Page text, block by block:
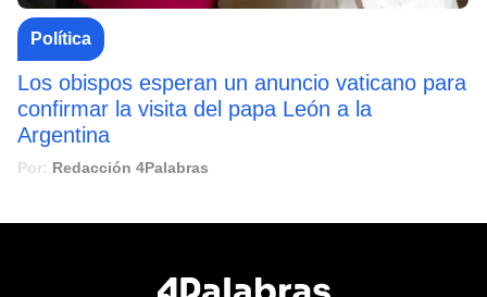
Política
Los obispos esperan un anuncio vaticano para
confirmar la visita del papa León a la
Argentina
Por: Redacción 4Palabras